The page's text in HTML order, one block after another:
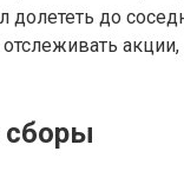
до
отслеживать